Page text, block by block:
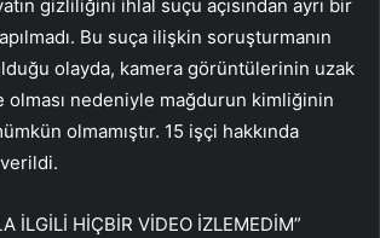
gizliliğini ihlal suçu açısından ayrı bir
Bu suça ilişkin soruşturmanın
olayda, kamera görüntülerinin uzak
nedeniyle mağdurun kimliğinin
olmamıştır. 15 işçi hakkında
İLGİLİ HİÇBİR VİDEO İZLEMEDİM”